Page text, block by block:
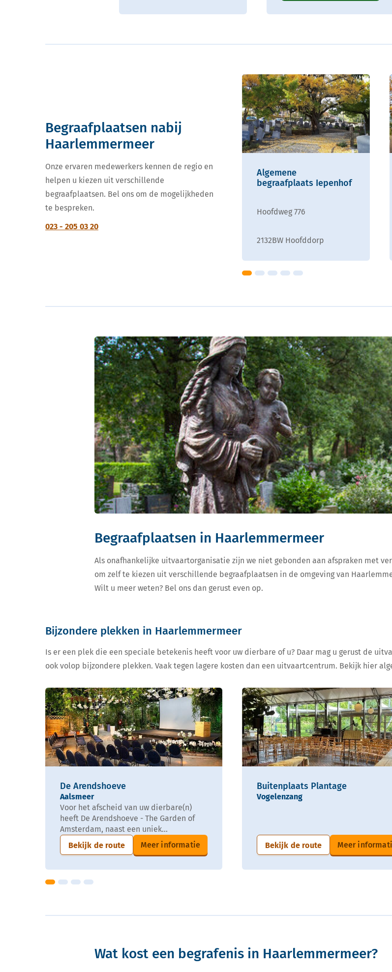
Begraafplaatsen nabij
Haarlemmermeer
Onze ervaren medewerkers kennen de regio en
helpen u kiezen uit verschillende
begraafplaatsen. Bel ons om de mogelijkheden
te bespreken.
023 - 205 03 20
Algemene
begraafplaats Iepenhof
Hoofdweg 776
2132BW Hoofddorp
Begraafplaatsen in Haarlemmermeer
Als onafhankelijke uitvaartorganisatie zijn we niet gebonden aan afspraken met
om zelf te kiezen uit verschillende begraafplaatsen in de omgeving van
Wilt u meer weten? Bel ons dan gerust even op.
Bijzondere plekken in Haarlemmermeer
Is er een plek die een speciale betekenis heeft voor uw dierbare of u? Daar mag u gerust de
ook volop bijzondere plekken. Vaak tegen lagere kosten dan een uitvaartcentrum. Bekijk hier
De Arendshoeve
Aalsmeer
Voor het afscheid van uw dierbare(n)
heeft De Arendshoeve - The Garden of
Amsterdam, naast een uniek...
Bekijk de route
Meer informatie
Buitenplaats Plantage
Vogelenzang
Bekijk de route Meer
Wat kost een begrafenis in Haarlemmermeer?